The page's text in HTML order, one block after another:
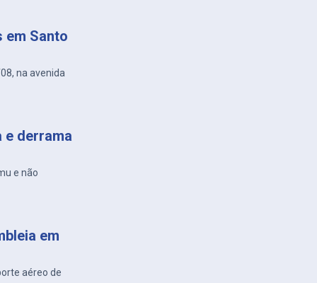
em Santo
na avenida
e derrama
e não
em
aéreo de